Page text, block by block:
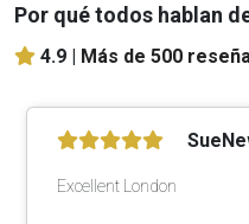
Por qué todos hablan
4.9 | Más de 500
Excellent London